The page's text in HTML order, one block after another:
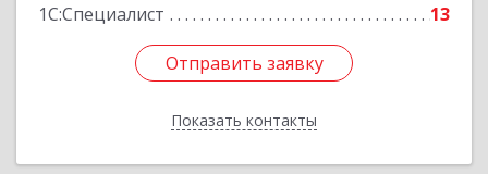
1С:Специалист
13
Отправить заявку
Показать контакты
Отправить заявку
Назад